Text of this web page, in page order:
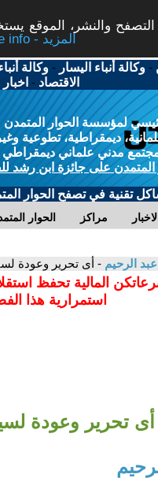
والنشر، الموقع
More info - المزيد
-وكالة أنباء اليسار -وكالة
الاقتصاد -
لمؤسسة الحوار المتمدن
ديمقراطية، تطوعية
مدني علماني ديمقراطي
المتمدن على جائزة ابن رشد
تقنية في تصفح الحوار
الحوار مراكز الاخبار
الرحيم - أى تحرير وعودة
المالية تحفظ
استمرارية هذا
أى تحرير وعودة